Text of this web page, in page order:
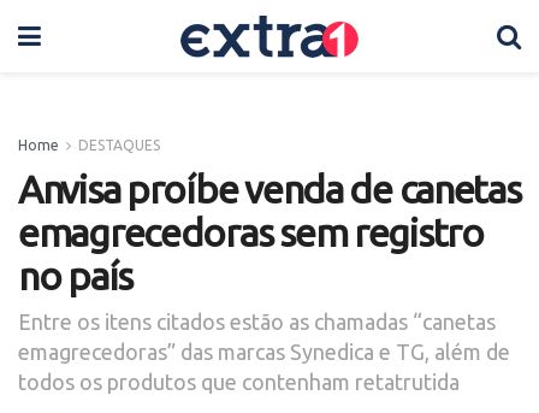
Home DESTAQUES
Anvisa proíbe venda de canetas
emagrecedoras sem registro
no país
Entre os itens citados estão as chamadas “canetas
emagrecedoras” das marcas Synedica e TG, além de
todos os produtos que contenham retatrutida